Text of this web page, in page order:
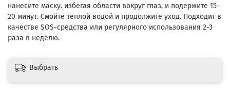
нанесите маску. избегая области вокруг глаз, и подержите 15-
20 минут. Смойте теплой водой и продолжите уход. Подходит в
качестве SOS-средства или регулярного использования 2-3
раза в неделю.
Выбрать